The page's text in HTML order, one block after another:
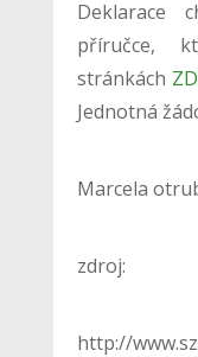
Deklarace
příručce,
stránkách
Jednotná
Marcela
zdroj:
http://